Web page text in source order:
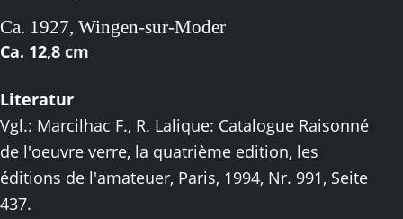
Ca. 1927, Wingen-sur-Moder
Ca. 12,8 cm
Literatur
Vgl.: Marcilhac F., R. Lalique: Catalogue Raisonné
de l'oeuvre verre, la quatrième edition, les
éditions de l'amateuer, Paris, 1994, Nr. 991, Seite
437.